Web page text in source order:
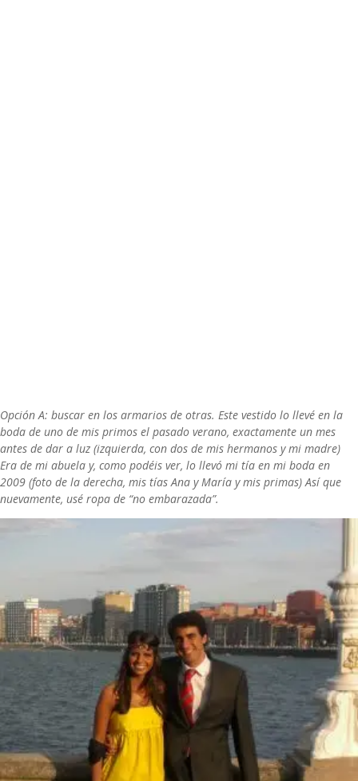
Opción A: buscar en los armarios de otras. Este vestido lo llevé en la
boda de uno de mis primos el pasado verano, exactamente un mes
antes de dar a luz (izquierda, con dos de mis hermanos y mi madre)
Era de mi abuela y, como podéis ver, lo llevó mi tía en mi boda en
2009 (foto de la derecha, mis tías Ana y María y mis primas) Así que
nuevamente, usé ropa de “no embarazada”.